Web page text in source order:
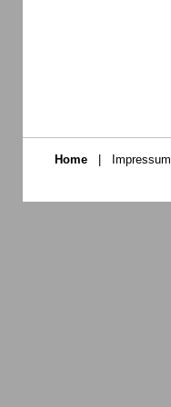
Home | Impressum